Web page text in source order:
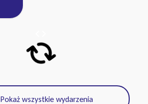
Pokaż wszystkie wydarzenia